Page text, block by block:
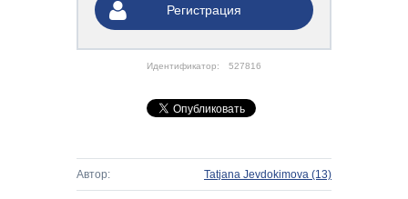
Регистрация
Идентификатор: 527816
Автор: Tatjana Jevdokimova (13)